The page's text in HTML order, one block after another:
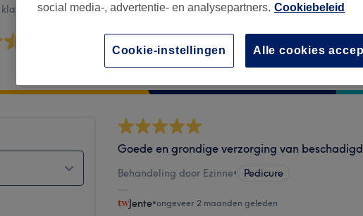
na hun bezoek.
Ambiance
Hygiëne
Goede en grondige verzorging van
Behandeling door Ezinne• Pedicure
Jente•ongeveer 2 maanden geleden
social media-, advertentie- en analysepartners. Cookiebeleid
Alle cookies
Cookie-instellingen